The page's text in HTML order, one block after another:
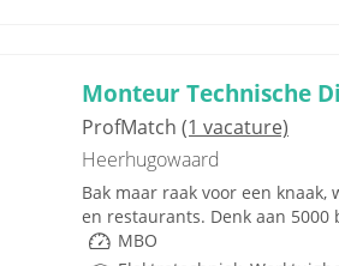
Monteur Technische
ProfMatch (1 vacature)
Heerhugowaard
Bak maar raak voor een
en restaurants. Denk aan
MBO